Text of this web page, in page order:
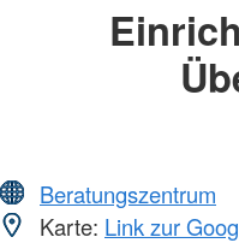
Beratungszentrum
Karte: Link zur